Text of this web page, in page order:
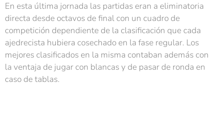
En esta última jornada las partidas eran a eliminatoria
directa desde octavos de final con un cuadro de
competición dependiente de la clasificación que cada
ajedrecista hubiera cosechado en la fase regular. Los
mejores clasificados en la misma contaban además con
la ventaja de jugar con blancas y de pasar de ronda en
caso de tablas.